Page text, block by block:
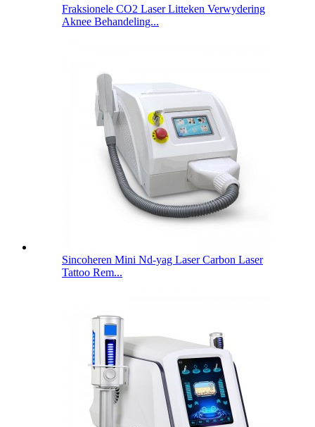
Fraksionele CO2 Laser Litteken Verwydering
Aknee Behandeling...
Sincoheren Mini Nd-yag Laser Carbon Laser
Tattoo Rem...